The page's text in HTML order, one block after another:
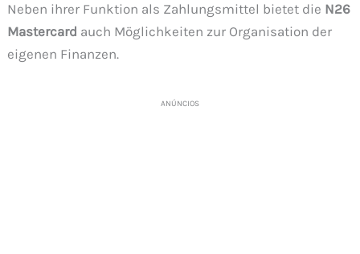
Neben ihrer Funktion als Zahlungsmittel bietet die N26
Mastercard auch Möglichkeiten zur Organisation der
eigenen Finanzen.
ANÚNCIOS